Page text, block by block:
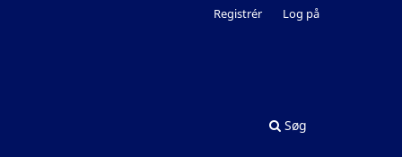
Søg
Registrér Log på